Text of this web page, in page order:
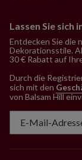
Lassen Sie sich
Entdecken Sie die
Dekorationsstile.
30 € Rabatt auf
Durch die
sich mit den
von Balsam Hill